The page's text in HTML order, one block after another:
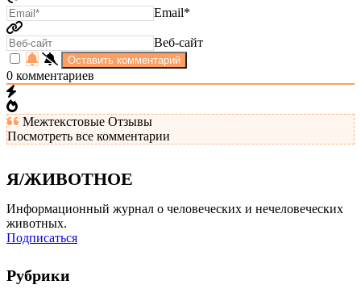
Email*
Веб-сайт
0 комментариев
Межтекстовые Отзывы
Посмотреть все комментарии
Я/ЖИВОТНОЕ
Информационный журнал о человеческих и нечеловеческих
животных.
Подписаться
Рубрики